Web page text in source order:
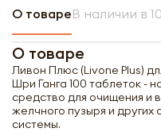
О товареВ наличии в
О товаре
Ливон Плюс (Livone Plus)
Шри Ганга 100 таблеток -
средство для очищения и
желчного пузыря и
системы.